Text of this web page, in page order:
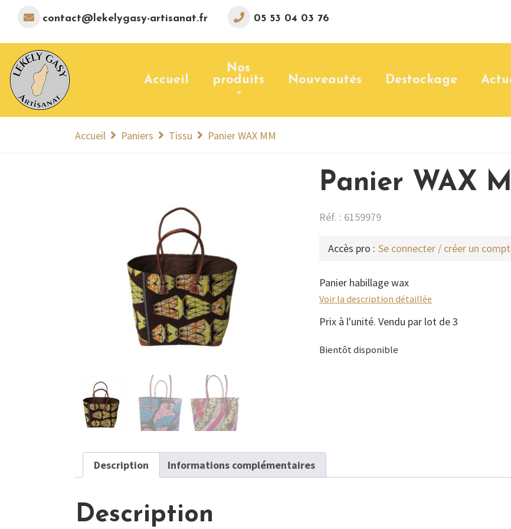
contact@lekelygasy-artisanat.fr 05 53 04 03 76
Accueil
Nos
produits
Nouveautés Destockage
Accueil Paniers Tissu Panier WAX MM
Panier WAX
Réf. : 6159979
Accès pro : Se connecter / créer un
Panier habillage wax
Voir la description détaillée
Prix à l'unité. Vendu par lot de 3
Bientôt disponible
Description Informations complémentaires
Description